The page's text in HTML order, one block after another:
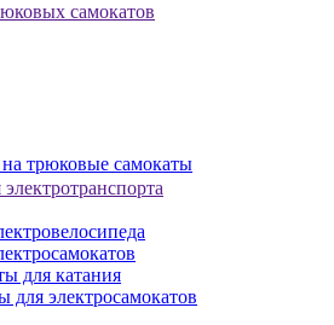
самокатов
на трюковые самокаты
для катания
для электросамокатов